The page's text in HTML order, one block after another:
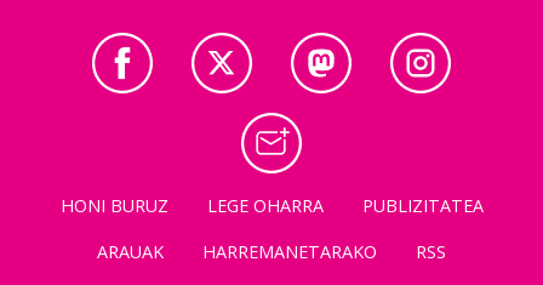
HONI BURUZ LEGE OHARRA
PUBLIZITATEA
ARAUAK
HARREMANETARAKO RSS